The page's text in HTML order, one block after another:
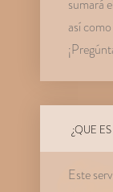
sumará
así
¿QUE
Este